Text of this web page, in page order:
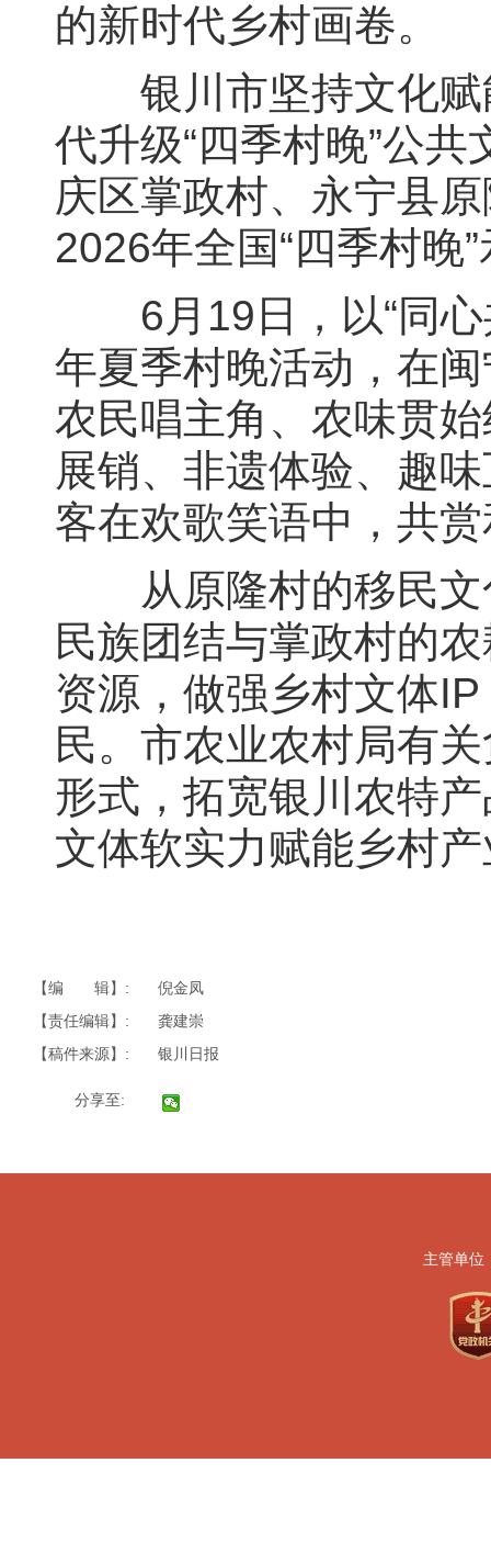
的新时代乡村画卷。
银川市坚持文化赋
代升级“四季村晚”公
庆区掌政村、永宁县
2026年全国“四季村晚
6月19日，以“同心
年夏季村晚活动，在
农民唱主角、农味贯
展销、非遗体验、趣
客在欢歌笑语中，共
从原隆村的移民文
民族团结与掌政村的
资源，做强乡村文体
民。市农业农村局有
形式，拓宽银川农特
文体软实力赋能乡村
【编 辑】:
倪金凤
【责任编辑】:
龚建崇
【稿件来源】:
银川日报
分享至:
主管单位
地